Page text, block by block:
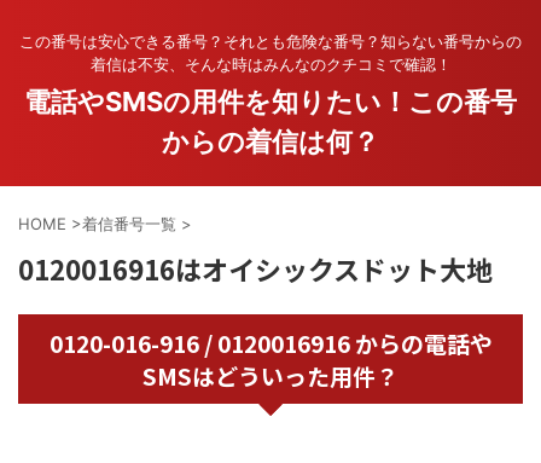
この番号は安心できる番号？それとも危険な番号？知らない番号からの
着信は不安、そんな時はみんなのクチコミで確認！
電話やSMSの用件を知りたい！この番号
からの着信は何？
HOME >着信番号一覧 >
0120016916はオイシックスドット大地
0120-016-916 / 0120016916 からの電話や
SMSはどういった用件？